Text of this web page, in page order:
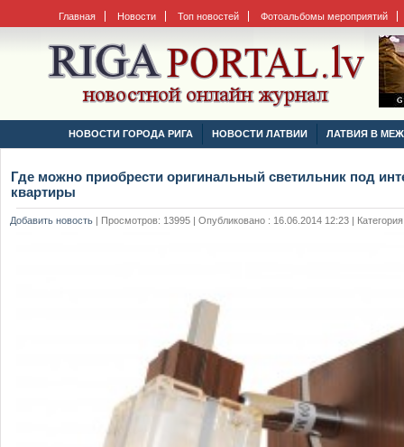
Главная Новости Топ новостей Фотоальбомы мероприятий
НОВОСТИ ГОРОДА РИГА НОВОСТИ ЛАТВИИ ЛАТВИЯ В
Где можно приобрести оригинальный светильник под
квартиры
Добавить новость | Просмотров: 13995 | Опубликовано : 16.06.2014 12:23 |